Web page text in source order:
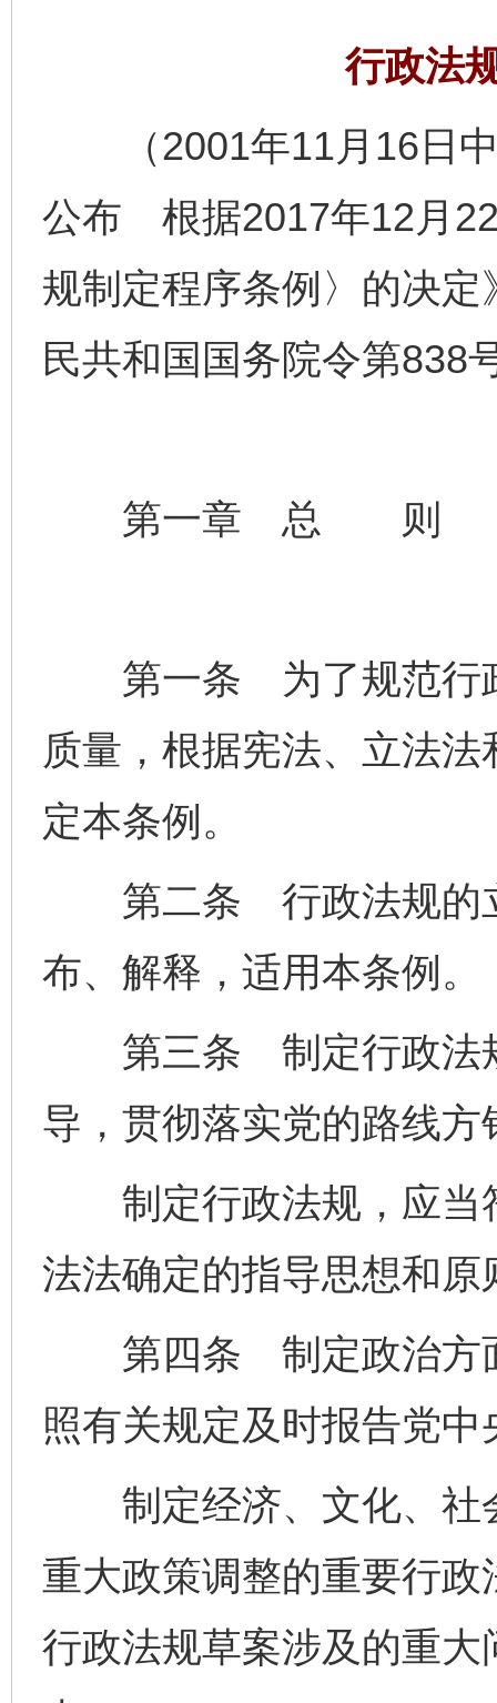
行政法
（2001年11月16日中
公布 根据2017年12月
规制定程序条例〉的决
民共和国国务院令第838
第一章 总 则
第一条 为了规范行政
质量，根据宪法、立法
定本条例。
第二条 行政法规的立
布、解释，适用本条例。
第三条 制定行政法规
导，贯彻落实党的路线
制定行政法规，应当
法法确定的指导思想和原
第四条 制定政治方面
照有关规定及时报告党中
制定经济、文化、社
重大政策调整的重要行
行政法规草案涉及的重